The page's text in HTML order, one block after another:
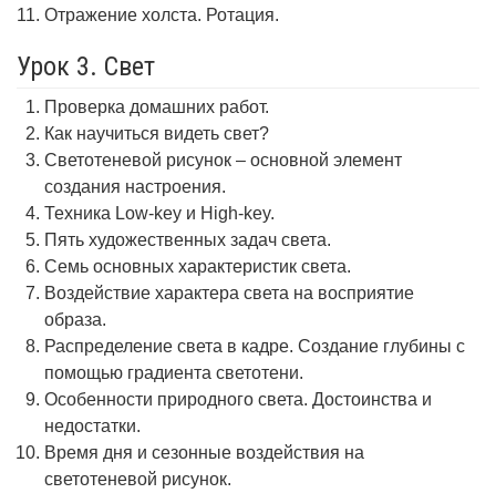
Отражение холста. Ротация.
Урок 3. Свет
Проверка домашних работ.
Как научиться видеть свет?
Светотеневой рисунок – основной элемент
создания настроения.
Техника Low-key и High-key.
Пять художественных задач света.
Семь основных характеристик света.
Воздействие характера света на восприятие
образа.
Распределение света в кадре. Создание глубины с
помощью градиента светотени.
Особенности природного света. Достоинства и
недостатки.
Время дня и сезонные воздействия на
светотеневой рисунок.